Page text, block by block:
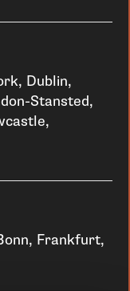
Dublin,
Stansted,
Frankfurt,